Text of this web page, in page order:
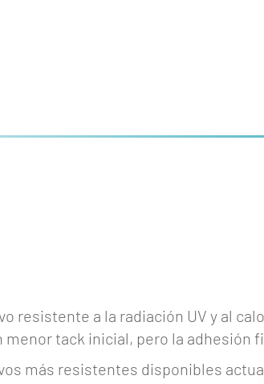
resistente a la radiación UV y al
tack inicial, pero la adhesión
más resistentes disponibles